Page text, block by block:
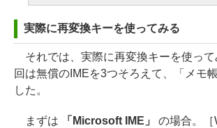
実際に再変換キーを使ってみる
それでは、実際に再変換キーを使って
回は無償のIMEを3つそろえて、「メモ
した。
まずは 「Microsoft IME」 の場合。［